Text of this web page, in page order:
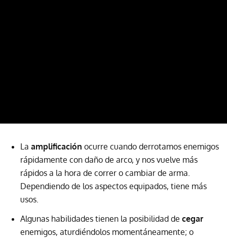
La amplificación ocurre cuando derrotamos enemigos
rápidamente con daño de arco, y nos vuelve más
rápidos a la hora de correr o cambiar de arma.
Dependiendo de los aspectos equipados, tiene más
usos.
Algunas habilidades tienen la posibilidad de cegar
enemigos, aturdiéndolos momentáneamente; o